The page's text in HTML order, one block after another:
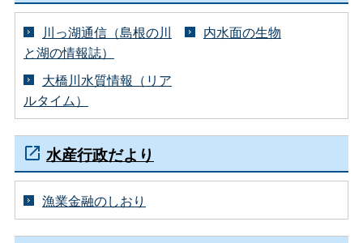
川っ湖通信（島根の川
と湖の情報誌）
内水面の生物
大橋川水質情報（リア
ルタイム）
水産行政だより
漁業金融のしおり